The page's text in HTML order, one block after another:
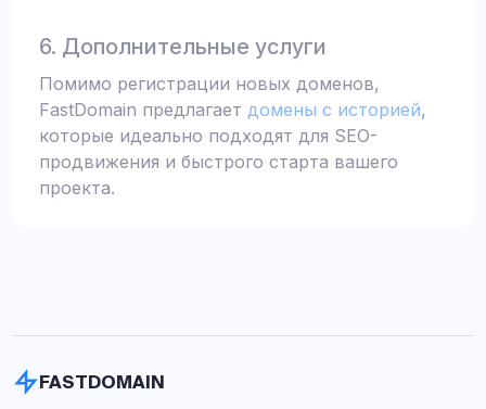
6. Дополнительные услуги
Помимо регистрации новых доменов,
FastDomain предлагает домены с историей,
которые идеально подходят для SEO-
продвижения и быстрого старта вашего
проекта.
FASTDOMAIN